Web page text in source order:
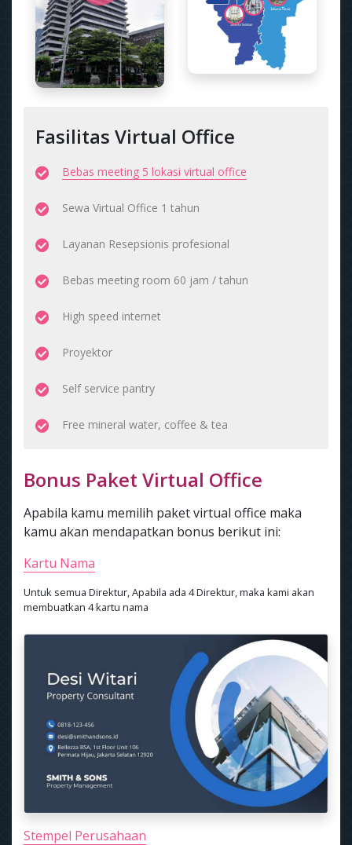
Fasilitas Virtual Office
Bebas meeting 5 lokasi virtual office
Sewa Virtual Office 1 tahun
Layanan Resepsionis profesional
Bebas meeting room 60 jam / tahun
High speed internet
Proyektor
Self service pantry
Free mineral water, coffee & tea
Bonus Paket Virtual Office
Apabila kamu memilih paket virtual office maka
kamu akan mendapatkan bonus berikut ini:
Kartu Nama
Untuk semua Direktur, Apabila ada 4 Direktur, maka kami akan
membuatkan 4 kartu nama
Stempel Perusahaan